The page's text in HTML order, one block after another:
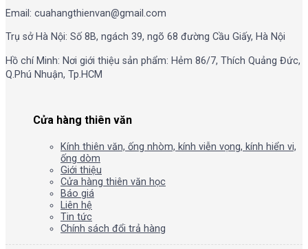
Email: cuahangthienvan@gmail.com
Trụ sở Hà Nội: Số 8B, ngách 39, ngõ 68 đường Cầu Giấy, Hà Nội
Hồ chí Minh: Nơi giới thiệu sản phẩm: Hẻm 86/7, Thích Quảng Đức,
Q.Phú Nhuận, Tp.HCM
Cửa hàng thiên văn
Kính thiên văn, ống nhòm, kính viễn vọng, kính hiển vi,
ống dòm
Giới thiệu
Cửa hàng thiên văn học
Báo giá
Liên hệ
Tin tức
Chính sách đổi trả hàng